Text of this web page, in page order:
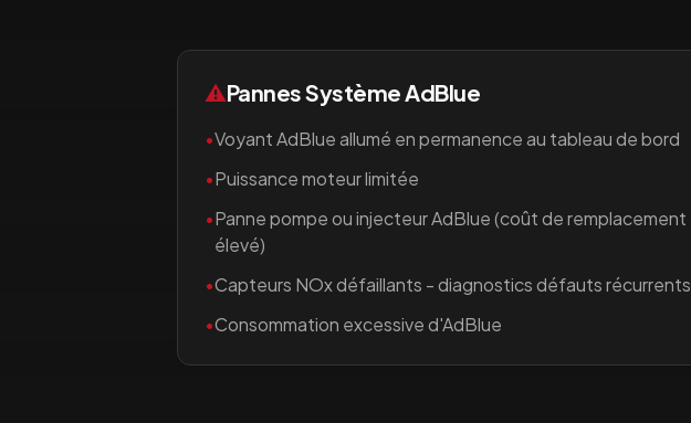
⚠️Pannes Système AdBlue
•Voyant AdBlue allumé en permanence au tableau de bord
•Puissance moteur limitée
•Panne pompe ou injecteur AdBlue (coût de remplacement
élevé)
•Capteurs NOx défaillants - diagnostics défauts récurrents
•Consommation excessive d'AdBlue